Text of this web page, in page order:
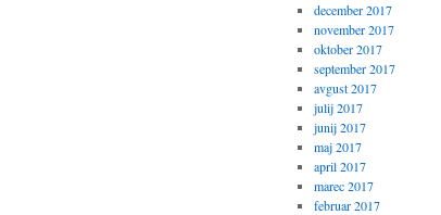
december 2017
november 2017
oktober 2017
september 2017
avgust 2017
julij 2017
junij 2017
maj 2017
april 2017
marec 2017
februar 2017